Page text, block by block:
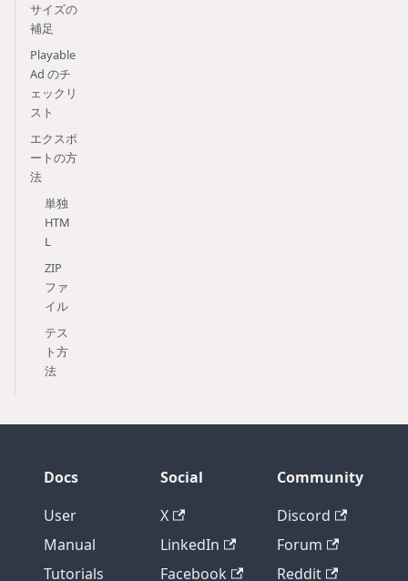
サイズの
補足
Playable
Ad のチ
ェックリ
スト
エクスポ
ートの方
法
単独
HTM
L
ZIP
ファ
イル
テス
ト方
法
Docs
User
Manual
Tutorials
Social
X
LinkedIn
Facebook
Community
Discord
Forum
Reddit